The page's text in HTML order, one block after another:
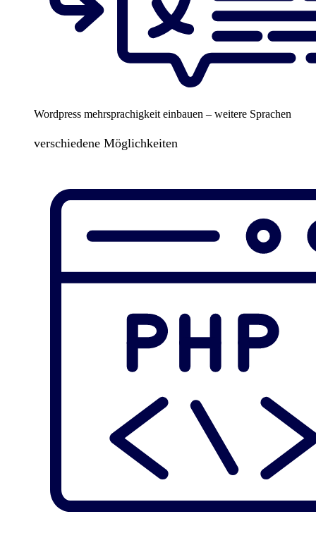
Wordpress mehrsprachigkeit einbauen – weitere Sprachen
verschiedene Möglichkeiten